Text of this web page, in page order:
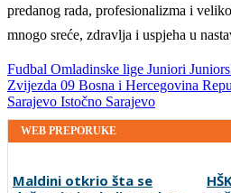
predanog rada, profesionalizma i
mnogo sreće, zdravlja i uspjeha u
Fudbal Omladinske lige Juniori
Zvijezda 09 Bosna i Hercegovina
Sarajevo Istočno Sarajevo
WEB PREPORUKE